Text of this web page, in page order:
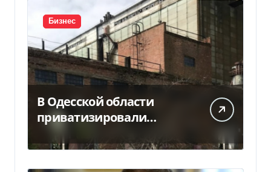
Бизнес
В Одесской области
приватизировали
«Хлебную базу №77» за
5,7 млн грн